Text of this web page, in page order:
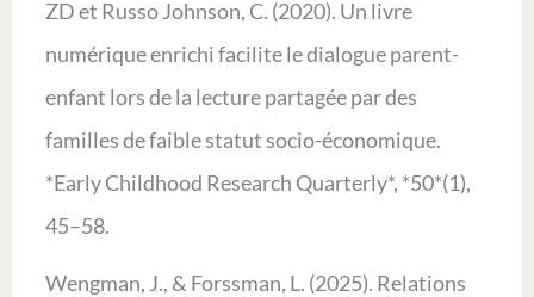
ZD et Russo Johnson, C. (2020). Un livre
numérique enrichi facilite le dialogue parent-
enfant lors de la lecture partagée par des
familles de faible statut socio-économique.
*Early Childhood Research Quarterly*, *50*(1),
45–58.
Wengman, J., & Forssman, L. (2025). Relations